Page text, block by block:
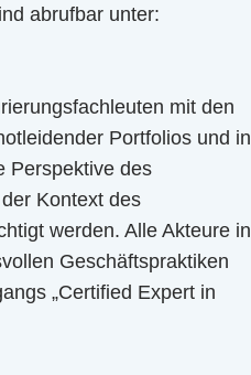
abrufbar unter:
mit den
Portfolios und in
Perspektive des
Kontext des
werden. Alle Akteure in
Geschäftspraktiken
„Certified Expert in